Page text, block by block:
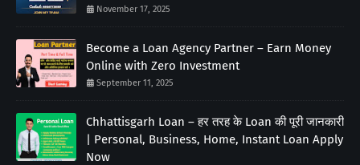
November 17, 2025
Become a Loan Agency Partner – Earn Money
Online with Zero Investment
September 11, 2025
Chhattisgarh Loan – हर तरह के Loan की पूरी जानकारी
| Personal, Business, Home, Instant Loan Apply
Now